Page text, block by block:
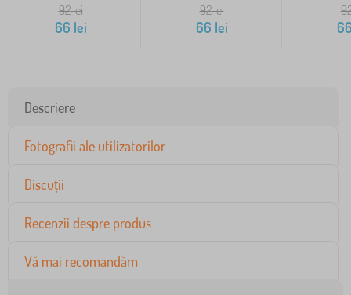
92lei
66 lei
92lei
66 lei
Descriere
Fotografii ale utilizatorilor
Discuții
Recenzii despre produs
Vă mai recomandăm